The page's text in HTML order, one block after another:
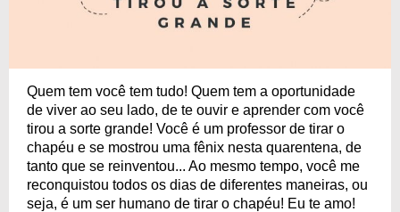
Quem tem você tem tudo! Quem tem a oportunidade
de viver ao seu lado, de te ouvir e aprender com você
tirou a sorte grande! Você é um professor de tirar o
chapéu e se mostrou uma fênix nesta quarentena, de
tanto que se reinventou... Ao mesmo tempo, você me
reconquistou todos os dias de diferentes maneiras, ou
seja, é um ser humano de tirar o chapéu! Eu te amo!